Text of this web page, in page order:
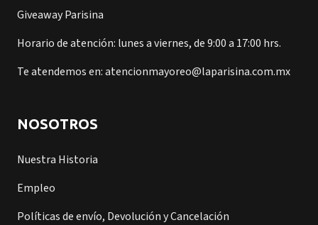
Giveaway Parisina
Horario de atención: lunes a viernes, de 9:00 a 17:00 hrs.
Te atendemos en: atencionmayoreo@laparisina.com.mx
NOSOTROS
Nuestra Historia
Empleo
Políticas de envío, Devolución y Cancelación